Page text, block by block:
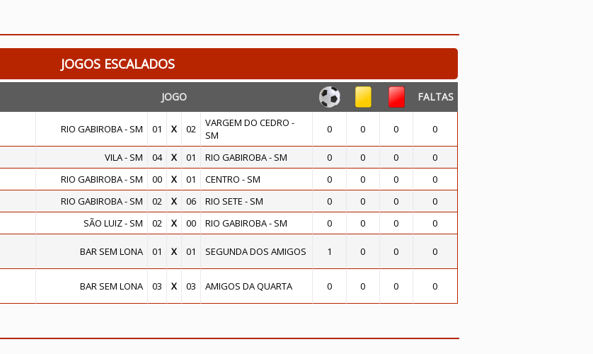
JOGOS ESCALADOS
JOGO FALTAS
RIO GABIROBA - SM 01 X 02
VARGEM DO CEDRO -
SM
0 0 0 0
VILA - SM 04 X 01 RIO GABIROBA - SM 0 0 0
0
RIO GABIROBA - SM 00 X 01 CENTRO - SM 0 0 0
0
RIO GABIROBA - SM 02 X 06 RIO SETE - SM 0 0 0
0
SÃO LUIZ - SM 02 X 00 RIO GABIROBA - SM 0 0 0 0
BAR SEM LONA 01 X 01 SEGUNDA DOS AMIGOS 1 0 0 0
BAR SEM LONA 03 X 03 AMIGOS DA QUARTA 0 0 0 0